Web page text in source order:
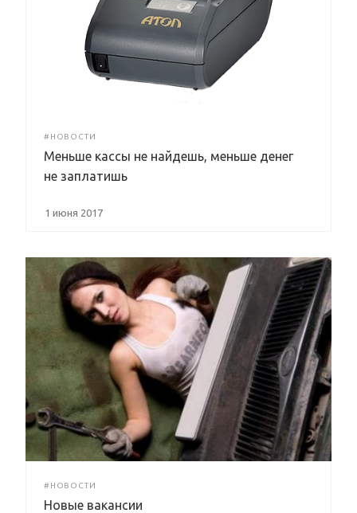
#НОВОСТИ
Меньше кассы не найдешь, меньше денег
не заплатишь
1 июня 2017
#НОВОСТИ
Новые вакансии